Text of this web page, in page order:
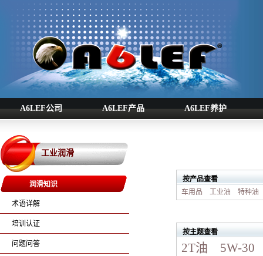
A6LEF公司 A6LEF产品 A6LEF养护
工业润滑
润滑知识
术语详解
培训认证
问题问答
按产品查看
车用品
工业油 特种油
按主题查看
2T油
5W-30